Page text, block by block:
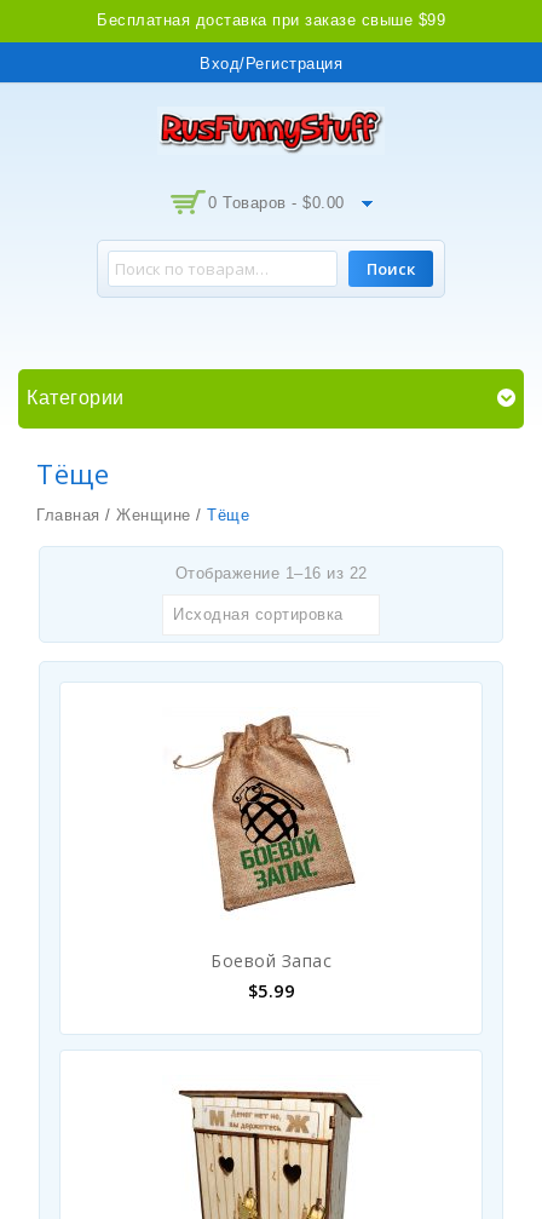
Бесплатная доставка при заказе свыше $99
Вход/Регистрация
0 Товаров - $0.00
Поиск
Категории
Тёще
Главная / Женщине / Тёще
Отображение 1–16 из 22
Исходная сортировка
Боевой Запас
$5.99